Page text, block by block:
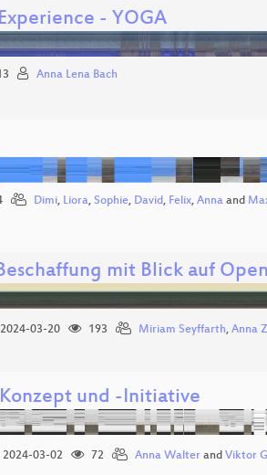
- YOGA
Anna Lena Bach
Dimi, Liora, Sophie, David, Felix, Anna and
mit Blick auf
2024-03-20 193 Miriam Seyffarth, Anna
und -Initiative
2024-03-02 72 Anna Walterand Viktor